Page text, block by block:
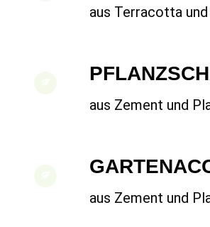
aus Terracotta
aus Zement und
aus Zement und